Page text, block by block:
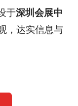
于深圳会展中
，达实信息与